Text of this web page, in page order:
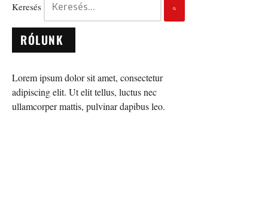
Keresés
RÓLUNK
Lorem ipsum dolor sit amet, consectetur
adipiscing elit. Ut elit tellus, luctus nec
ullamcorper mattis, pulvinar dapibus leo.